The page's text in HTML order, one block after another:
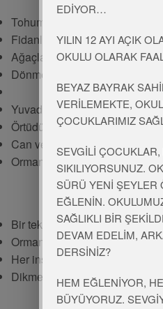
Tohumlar fidana
Fidanlar ağaca
Ağaçlar ormana
Dönmeli yurdumda
Yuvadır kuşlara
Örtüdür toprağa
Can verir doğaya
Ormanlar yurdumda
Bir tek dal kırmadan
Ormansız kalmadan
Her insan bir fidan
Dikmeli yurdumda
EDİYOR…
YILIN 12 AYI AÇIK
OKULU OLARAK
BEYAZ BAYRAK
VERİLEMEKTE,
ÇOCUKLARIMIZ
SEVGİLİ
SIKILIYORSUNUZ.
SÜRÜ YENİ ŞEYLER
EĞLENİN.
SAĞLIKLI BİR
DEVAM EDELİM,
DERSİNİZ?
HEM EĞLENİYOR,
BÜYÜYORUZ.